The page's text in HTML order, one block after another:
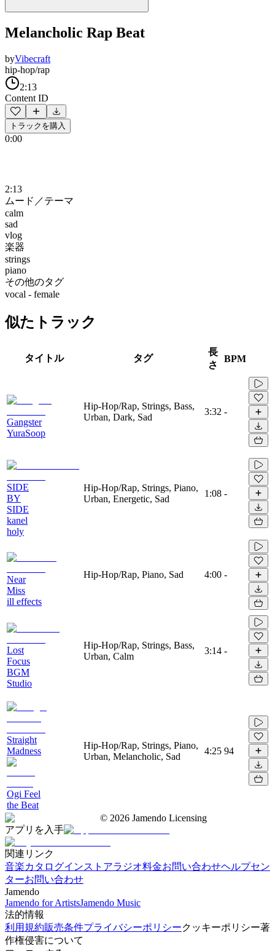
Melancholic Rap Beat
byVibecraft
hip-hop/rap
2:13
Content ID
トラックを購入
0:00
2:13
ムード／テーマ
calm
sad
vlog
楽器
strings
piano
その他のタグ
vocal - female
似たトラック
タイトル タグ
長
さ
BPM
Gangster
YuraSoop
Hip-Hop/Rap, Strings, Bass,
Urban, Dark, Sad
3:32 -
SIDE
BY
SIDE
kanel
holy
Hip-Hop/Rap, Strings, Piano,
Urban, Energetic, Sad
1:08 -
Near
Miss
ill effects
Hip-Hop/Rap, Piano, Sad 4:00 -
Lost
Focus
BGM
Studio
Hip-Hop/Rap, Strings, Bass,
Urban, Calm
3:14 -
Straight
Madness
Ogi Feel
the Beat
Hip-Hop/Rap, Strings, Piano,
Urban, Melancholic, Sad
4:25 94
© 2026 Jamendo Licensing
アプリを入手
関連リンク
音楽カタログインストアラジオ料金お問い合わせヘルプセン
ターお問い合わせ
Jamendo
Jamendo for ArtistsJamendo Music
法的情報
利用規約販売条件プライバシーポリシークッキーポリシー著
作権侵害について